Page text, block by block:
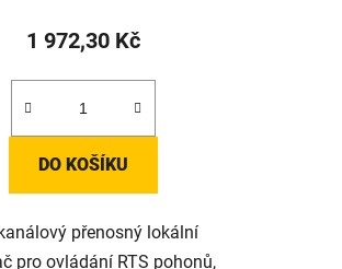
1 972,30 Kč
DO KOŠÍKU
přenosný lokální
pro ovládání RTS pohonů,